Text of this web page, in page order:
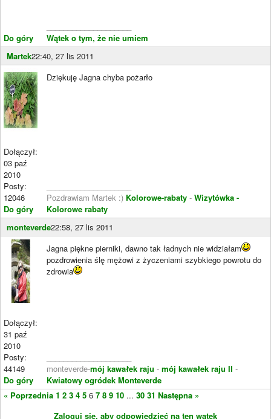
Do góry
Wątek o tym, że nie umiem
Martek22:40, 27 lis 2011
Dołączył:
03 paź
2010
Posty:
12046
Do góry
Dziękuję Jagna chyba pożarło
Pozdrawiam Martek :) Kolorowe-rabaty - Wizytówka -
Kolorowe rabaty
monteverde22:58, 27 lis 2011
Dołączył:
31 paź
2010
Posty:
44149
Do góry
Jagna piękne pierniki, dawno tak ładnych nie widziałam
pozdrowienia ślę mężowi z życzeniami szybkiego powrotu do
zdrowia
monteverde-mój kawałek raju - mój kawałek raju II -
Kwiatowy ogródek Monteverde
« Poprzednia 1 2 3 4 5 6 7 8 9 10 ... 30 31 Następna »
Zaloguj się, aby odpowiedzieć na ten wątek